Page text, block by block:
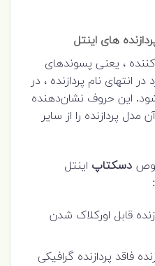
های اینتل
، یعنی پسوندهای
انتهای نام پردازنده ، در
این حروف نشان‌دهنده
پردازنده را از سایر
دسکتاپ اینتل
قابل اورکلاک شدن
فاقد پردازنده گرافیکی